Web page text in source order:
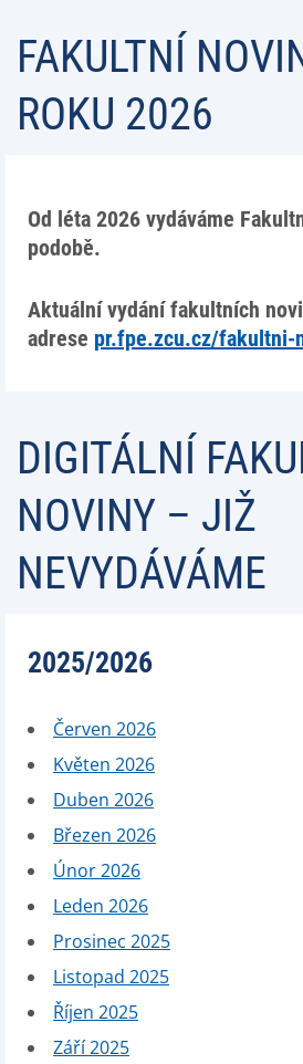
FAKULTNÍ
ROKU 2026
Od léta 2026 vydáváme
podobě.
Aktuální vydání fakultních
adrese pr.fpe.zcu.cz/fakultni-
DIGITÁLNÍ
NOVINY – JIŽ
NEVYDÁVÁME
2025/2026
Červen 2026
Květen 2026
Duben 2026
Březen 2026
Únor 2026
Leden 2026
Prosinec 2025
Listopad 2025
Říjen 2025
Září 2025